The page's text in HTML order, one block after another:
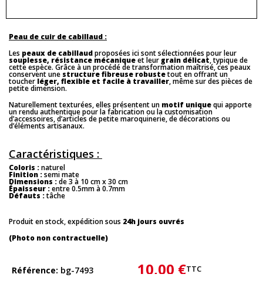
Peau de cuir de cabillaud :
Les peaux de cabillaudproposées ici sont sélectionnées pour leur
souplesse, résistance mécaniqueet leur grain délicat, typique de
cette espèce. Grâce à un procédé de transformation maîtrisé, ces peaux
conservent une structure fibreuse robustetout en offrant un
toucher léger, flexible et facile à travailler, même sur des pièces de
petite dimension.
Naturellement texturées, elles présentent un motif uniquequi apporte
un rendu authentique pour la fabrication ou la customisation
d’accessoires, d’articles de petite maroquinerie, de décorations ou
d’éléments artisanaux.
Caractéristiques :
Coloris :naturel
Finition :semi mate
Dimensions :de 3 à 10 cm x 30 cm
Épaisseur :entre 0.5mm à 0.7mm
Défauts :tâche
Produit en stock, expédition sous 24h jours ouvrés
(Photo non contractuelle)
Référence bg-7493 10,00 €TTC